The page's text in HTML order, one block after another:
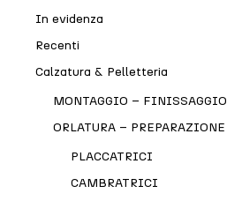
In evidenza
Recenti
Calzatura & Pelletteria
MONTAGGIO – FINISSAGGIO
ORLATURA – PREPARAZIONE
PLACCATRICI
CAMBRATRICI